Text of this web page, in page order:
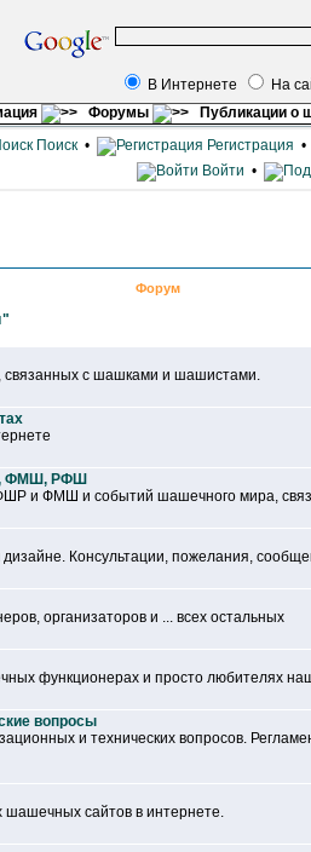
В Интернете
На
Форумы Публикации о
Поиск• Регистрация •
Войти •
Форум
связанных с шашками и шашистами.
ФМШ, РФШ
и ФМШ и событий шашечного мира,
Консультации, пожелания,
организаторов и ... всех остальных
функционерах и просто любителях
вопросы
и технических вопросов.
шашечных сайтов в интернете.